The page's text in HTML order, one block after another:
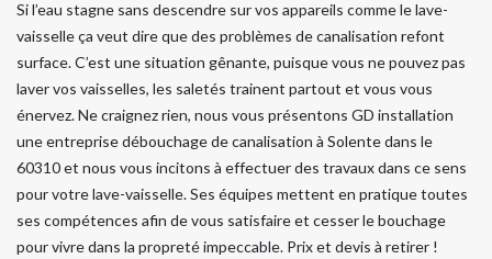
Si l’eau stagne sans descendre sur vos appareils comme le lave-
vaisselle ça veut dire que des problèmes de canalisation refont
surface. C’est une situation gênante, puisque vous ne pouvez pas
laver vos vaisselles, les saletés trainent partout et vous vous
énervez. Ne craignez rien, nous vous présentons GD installation
une entreprise débouchage de canalisation à Solente dans le
60310 et nous vous incitons à effectuer des travaux dans ce sens
pour votre lave-vaisselle. Ses équipes mettent en pratique toutes
ses compétences afin de vous satisfaire et cesser le bouchage
pour vivre dans la propreté impeccable. Prix et devis à retirer !